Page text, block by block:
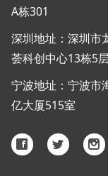
A栋301
深圳地址：深圳市
荟科创中心13栋5
宁波地址：宁波市
亿大厦515室